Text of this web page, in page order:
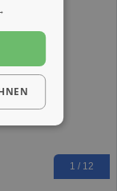
1 / 12